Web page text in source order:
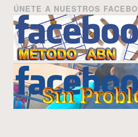
ÚNETE A NUESTROS